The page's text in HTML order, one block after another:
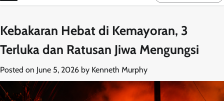
Kebakaran Hebat di Kemayoran, 3
Terluka dan Ratusan Jiwa Mengungsi
Posted on June 5, 2026 by Kenneth Murphy